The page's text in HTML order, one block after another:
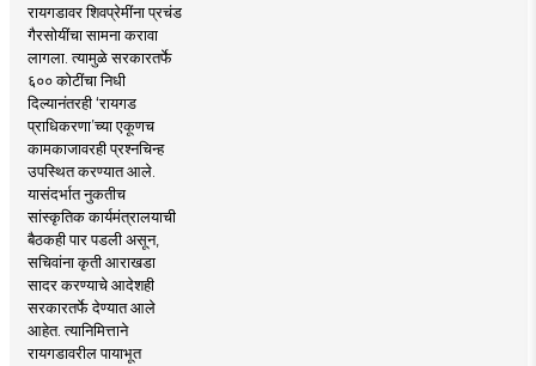
रायगडावर शिवप्रेमींना प्रचंड
गैरसोयींचा सामना करावा
लागला. त्यामुळे सरकारतर्फे
६०० कोटींचा निधी
दिल्यानंतरही ‘रायगड
प्राधिकरणा’च्या एकूणच
कामकाजावरही प्रश्नचिन्ह
उपस्थित करण्यात आले.
यासंदर्भात नुकतीच
सांस्कृतिक कार्यमंत्रालयाची
बैठकही पार पडली असून,
सचिवांना कृती आराखडा
सादर करण्याचे आदेशही
सरकारतर्फे देण्यात आले
आहेत. त्यानिमित्ताने
रायगडावरील पायाभूत